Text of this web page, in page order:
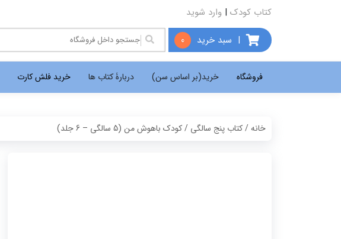
کتاب کودک | وارد شوید
| سبد خرید 0
فروشگاه خرید(بر اساس سن) دربارۀ کتاب ها خرید فلش کارت
خانه/کتاب پنج سالگی / کودک باهوش من (5 سالگی – 6 جلد)